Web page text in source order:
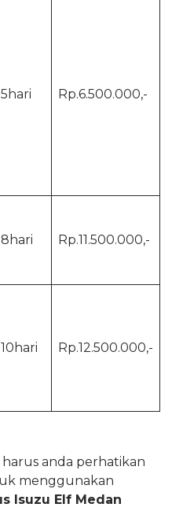
5hari Rp.6.500.000,-
8hari Rp.11.500.000,-
10hari Rp.12.500.000,-
anda perhatikan
menggunakan
Isuzu Elf Medan